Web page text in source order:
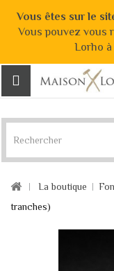
Vous êtes sur le
Vous pouvez vous
Lorho
La boutique
tranches)